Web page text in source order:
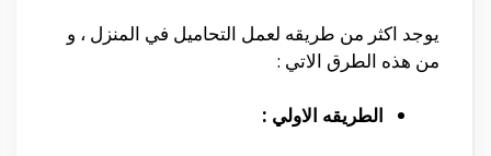
يوجد اكثر من طريقه لعمل التحاميل في المنزل ، و
من هذه الطرق الاتي :
الطريقه الاولي :